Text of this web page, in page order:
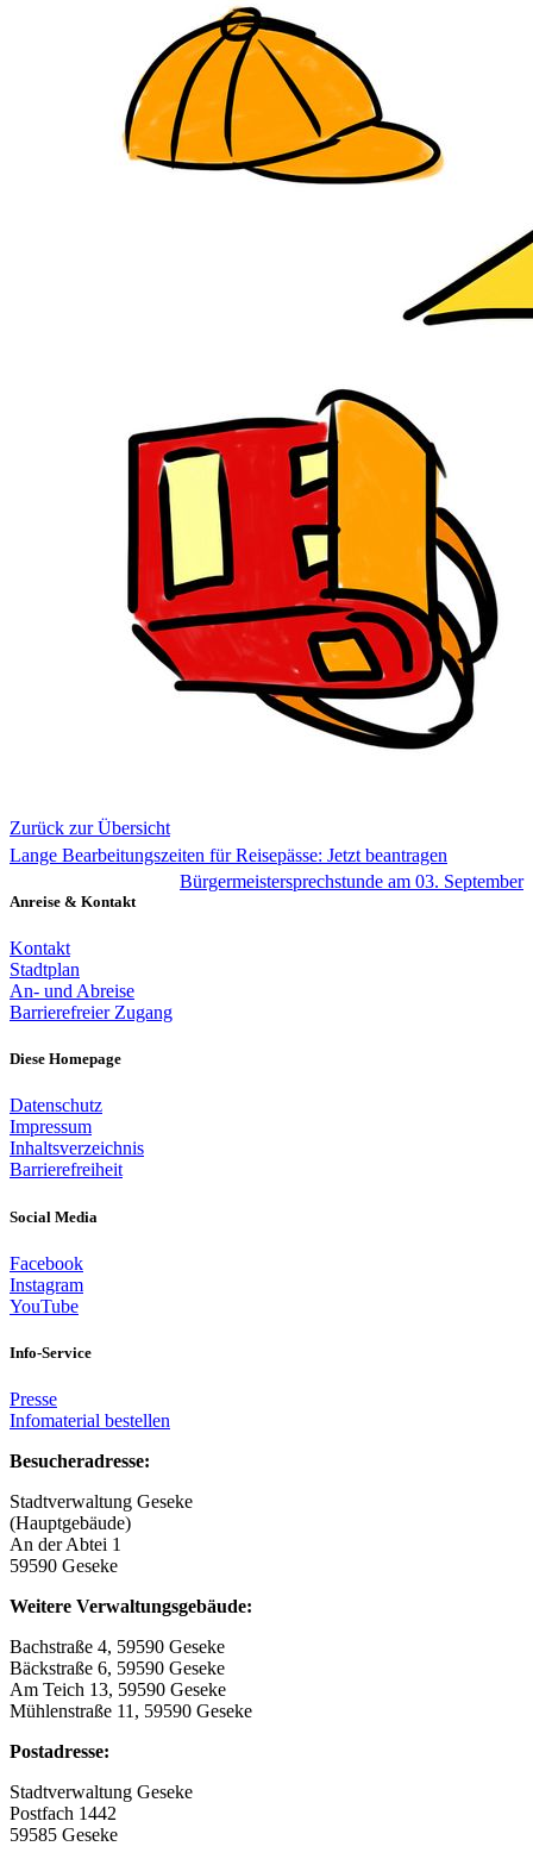
Zurück zur Übersicht
Lange Bearbeitungszeiten für Reisepässe: Jetzt beantragen
Bürgermeistersprechstunde am 03. September
Anreise & Kontakt
Kontakt
Stadtplan
An- und Abreise
Barrierefreier Zugang
Diese Homepage
Datenschutz
Impressum
Inhaltsverzeichnis
Barrierefreiheit
Social Media
Facebook
Instagram
YouTube
Info-Service
Presse
Infomaterial bestellen
Besucheradresse:
Stadtverwaltung Geseke
(Hauptgebäude)
An der Abtei 1
59590 Geseke
Weitere Verwaltungsgebäude:
Bachstraße 4, 59590 Geseke
Bäckstraße 6, 59590 Geseke
Am Teich 13, 59590 Geseke
Mühlenstraße 11, 59590 Geseke
Postadresse:
Stadtverwaltung Geseke
Postfach 1442
59585 Geseke